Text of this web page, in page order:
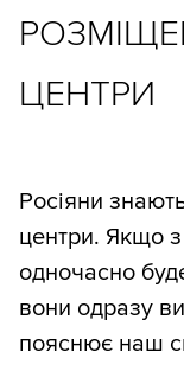
ЦЕНТРИ
Росіяни
центри. Якщо з
одночасно
вони одразу
пояснює наш